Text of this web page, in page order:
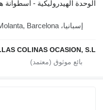
الوحدة الهيدروليكية - أسطوانة
إسبانيا، Sant Pere Molanta, Barcelona
LAS COLINAS OCASION, S.L.